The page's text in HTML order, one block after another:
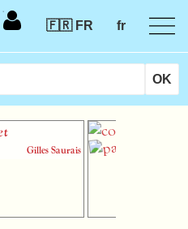
🇫🇷 FR
fr
Gilles Saurais